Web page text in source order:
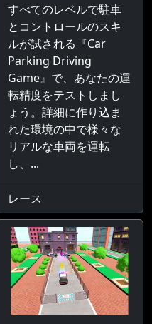
すべてのレベルで駐車
とコントロールのスキ
ルが試される『Car
Parking Driving
Game』で、あなたの運
転精度をテストしまし
ょう。詳細に作り込ま
れた環境の中で様々な
リアルな車両を運転
し、...
レース